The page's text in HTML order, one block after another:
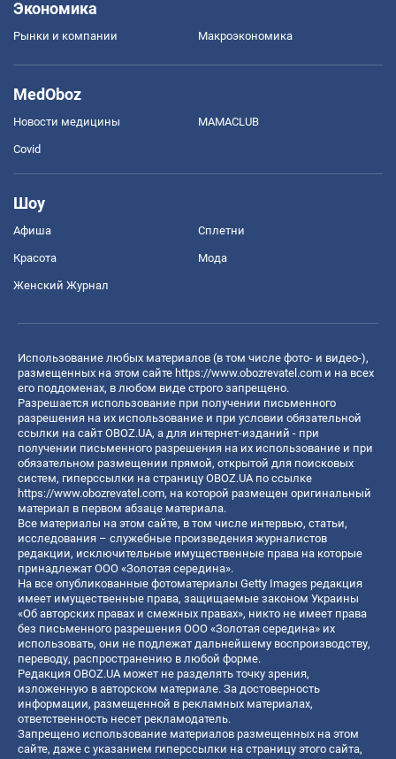
Экономика
Рынки и компании Mакроэкономика
MedOboz
Новости медицины MAMACLUB
Covid
Шоу
Афиша Сплетни
Красота Мода
Женский Журнал
Использование любых материалов (в том числе фото- и видео-),
размещенных на этом сайте https://www.obozrevatel.com и на всех
его поддоменах, в любом виде строго запрещено.
Разрешается использование при получении письменного
разрешения на их использование и при условии обязательной
ссылки на сайт OBOZ.UA, а для интернет-изданий - при
получении письменного разрешения на их использование и при
обязательном размещении прямой, открытой для поисковых
систем, гиперссылки на страницу OBOZ.UA по ссылке
https://www.obozrevatel.com, на которой размещен оригинальный
материал в первом абзаце материала.
Все материалы на этом сайте, в том числе интервью, статьи,
исследования – служебные произведения журналистов
редакции, исключительные имущественные права на которые
принадлежат ООО «Золотая середина».
На все опубликованные фотоматериалы Getty Images редакция
имеет имущественные права, защищаемые законом Украины
«Об авторских правах и смежных правах», никто не имеет права
без письменного разрешения ООО «Золотая середина» их
использовать, они не подлежат дальнейшему воспроизводству,
переводу, распространению в любой форме.
Редакция OBOZ.UA может не разделять точку зрения,
изложенную в авторском материале. За достоверность
информации, размещенной в рекламных материалах,
ответственность несет рекламодатель.
Запрещено использование материалов размещенных на этом
сайте, даже с указанием гиперссылки на страницу этого сайта,